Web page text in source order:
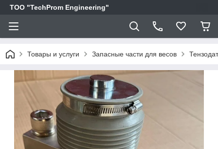
ТОО "TechProm Engineering"
Товары и услуги Запасные части для весов